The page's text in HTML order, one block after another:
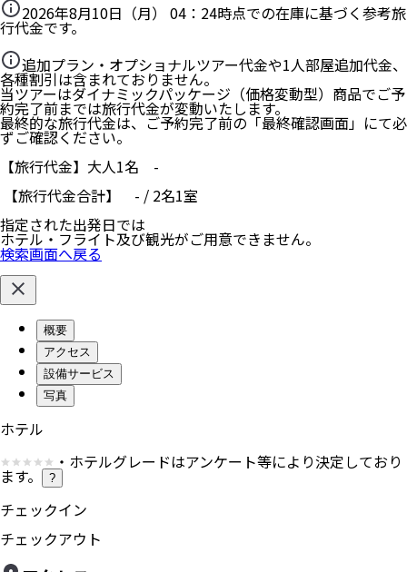
2026年8月10日（月） 04：24時点での在庫に基づく参考旅
行代金です。
追加プラン・オプショナルツアー代金や1人部屋追加代金、
各種割引は含まれておりません。
当ツアーはダイナミックパッケージ（価格変動型）商品でご予
約完了前までは旅行代金が変動いたします。
最終的な旅行代金は、ご予約完了前の「最終確認画面」にて必
ずご確認ください。
【旅行代金】大人1名 -
【旅行代金合計】 - / 2名1室
指定された出発日では
ホテル・フライト及び観光がご用意できません。
検索画面へ戻る
概要
アクセス
設備サービス
写真
ホテル
・ホテルグレードはアンケート等により決定しており
ます。 ?
チェックイン
チェックアウト